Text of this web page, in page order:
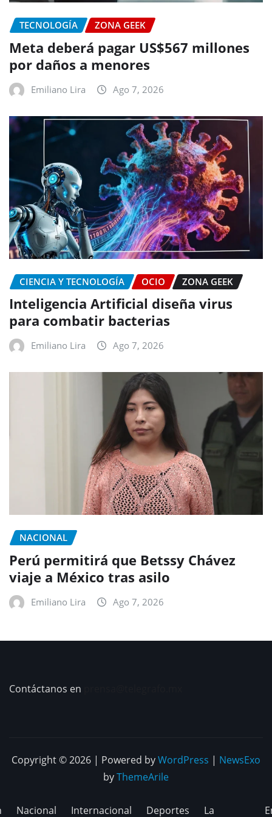
TECNOLOGÍA ZONA GEEK
Meta deberá pagar US$567 millones
por daños a menores
Emiliano Lira Ago 7, 2026
CIENCIA Y TECNOLOGÍA OCIO ZONA GEEK
Inteligencia Artificial diseña virus
para combatir bacterias
Emiliano Lira Ago 7, 2026
NACIONAL
Perú permitirá que Betssy Chávez
viaje a México tras asilo
Emiliano Lira Ago 7, 2026
Contáctanos en
Copyright © 2026 | Powered byWordPress | NewsExo
byThemeArile
Nacional Internacional Deportes
La